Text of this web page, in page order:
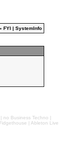
FYI | SystemInfo
no Business Techno |
| Ableton Live